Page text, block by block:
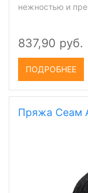
нежностью и
837,90 руб.
ПОДРОБНЕЕ
Пряжа Сеам